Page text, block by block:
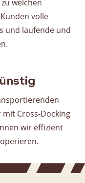
welchen
volle
und laufende und
Cross-Docking
wir effizient